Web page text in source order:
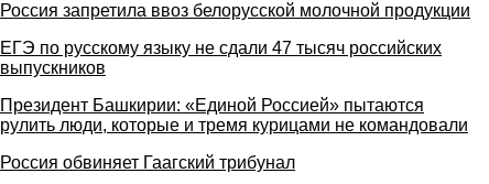
Россия запретила ввоз белорусской молочной продукции
ЕГЭ по русскому языку не сдали 47 тысяч российских
выпускников
Президент Башкирии: «Единой Россией» пытаются
рулить люди, которые и тремя курицами не командовали
Россия обвиняет Гаагский трибунал